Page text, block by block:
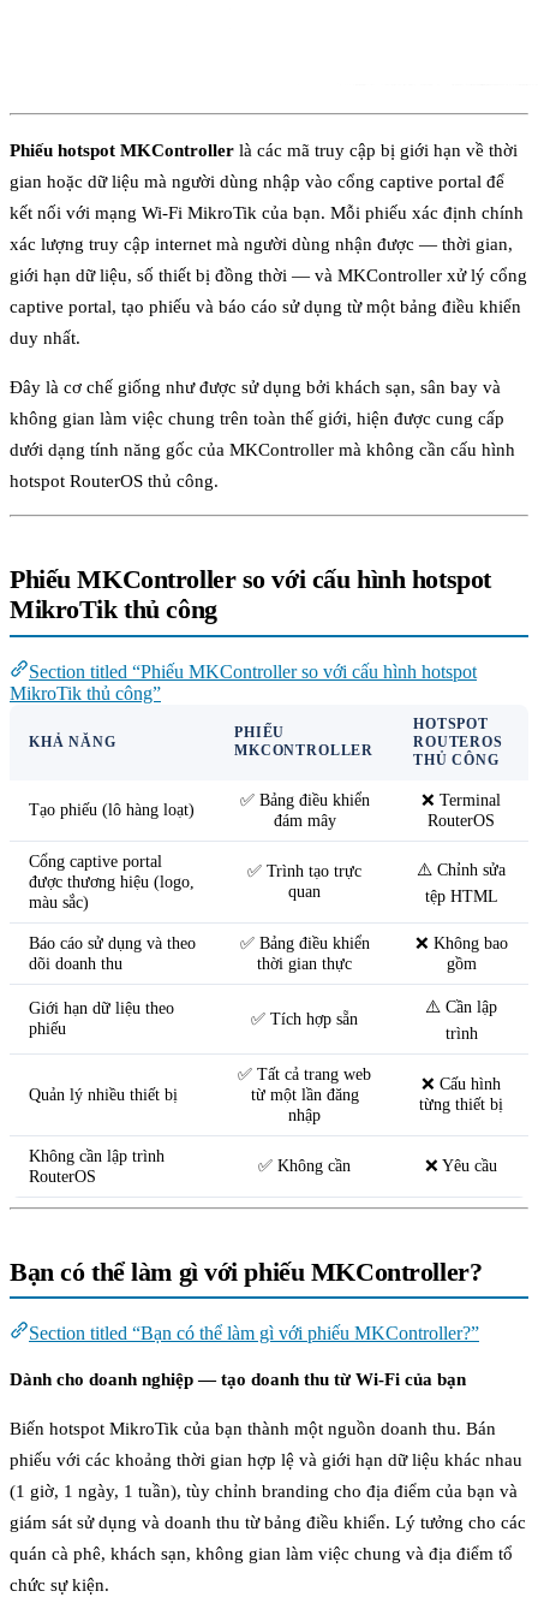
Phiếu hotspot MKController là các mã truy cập bị giới hạn về thời
gian hoặc dữ liệu mà người dùng nhập vào cổng captive portal để
kết nối với mạng Wi-Fi MikroTik của bạn. Mỗi phiếu xác định chính
xác lượng truy cập internet mà người dùng nhận được — thời gian,
giới hạn dữ liệu, số thiết bị đồng thời — và MKController xử lý cổng
captive portal, tạo phiếu và báo cáo sử dụng từ một bảng điều khiển
duy nhất.
Đây là cơ chế giống như được sử dụng bởi khách sạn, sân bay và
không gian làm việc chung trên toàn thế giới, hiện được cung cấp
dưới dạng tính năng gốc của MKController mà không cần cấu hình
hotspot RouterOS thủ công.
Phiếu MKController so với cấu hình hotspot
MikroTik thủ công
Section titled “Phiếu MKController so với cấu hình hotspot
MikroTik thủ công”
KHẢ NĂNG
PHIẾU
MKCONTROLLER
HOTSPOT
ROUTEROS
THỦ CÔNG
Tạo phiếu (lô hàng loạt)
✅ Bảng điều khiển
đám mây
❌ Terminal
RouterOS
Cổng captive portal
được thương hiệu (logo,
màu sắc)
✅ Trình tạo trực
quan
⚠️ Chỉnh sửa
tệp HTML
Báo cáo sử dụng và theo
dõi doanh thu
✅ Bảng điều khiển
thời gian thực
❌ Không bao
gồm
Giới hạn dữ liệu theo
phiếu
✅ Tích hợp sẵn
⚠️ Cần lập
trình
Quản lý nhiều thiết bị
✅ Tất cả trang web
từ một lần đăng
nhập
❌ Cấu hình
từng thiết bị
Không cần lập trình
RouterOS
✅ Không cần ❌ Yêu cầu
Bạn có thể làm gì với phiếu MKController?
Section titled “Bạn có thể làm gì với phiếu MKController?”
Dành cho doanh nghiệp — tạo doanh thu từ Wi-Fi của bạn
Biến hotspot MikroTik của bạn thành một nguồn doanh thu. Bán
phiếu với các khoảng thời gian hợp lệ và giới hạn dữ liệu khác nhau
(1 giờ, 1 ngày, 1 tuần), tùy chỉnh branding cho địa điểm của bạn và
giám sát sử dụng và doanh thu từ bảng điều khiển. Lý tưởng cho các
quán cà phê, khách sạn, không gian làm việc chung và địa điểm tổ
chức sự kiện.